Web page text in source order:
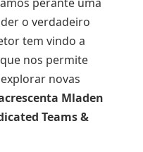
o verdadeiro
tem vindo a
nos permite
novas
Mladen
Teams &